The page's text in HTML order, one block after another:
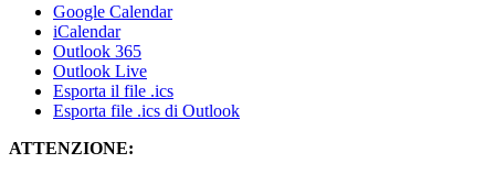
Google Calendar
iCalendar
Outlook 365
Outlook Live
Esporta il file .ics
Esporta file .ics di Outlook
ATTENZIONE: